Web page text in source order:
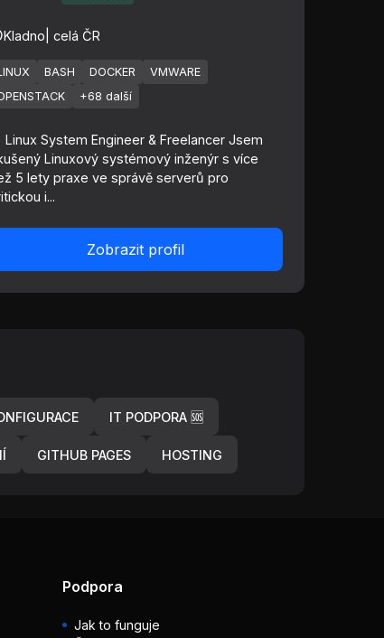
Kladno | celá ČR
BASH DOCKER
VMWARE
+68 další
Linux System Engineer & Freelancer Jsem
Linuxový systémový inženýr s více
5 lety praxe ve správě serverů pro
i...
Zobrazit profil
IT PODPORA 🆘
GITHUB PAGES HOSTING
Podpora
Jak to funguje